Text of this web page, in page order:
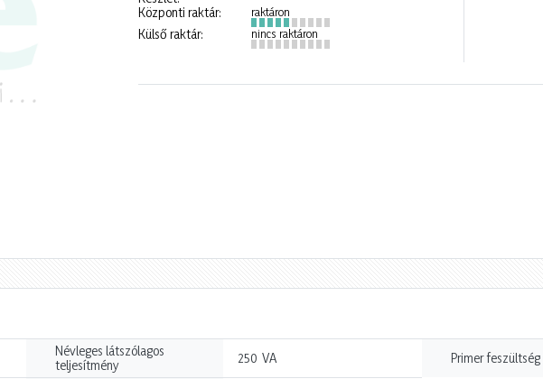
Központi raktár:
raktáron
Külső raktár: nincs raktáron
Névleges látszólagos
teljesítmény
250 VA Primer feszültség